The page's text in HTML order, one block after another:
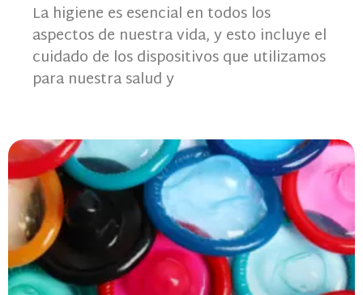
La higiene es esencial en todos los
aspectos de nuestra vida, y esto incluye el
cuidado de los dispositivos que utilizamos
para nuestra salud y